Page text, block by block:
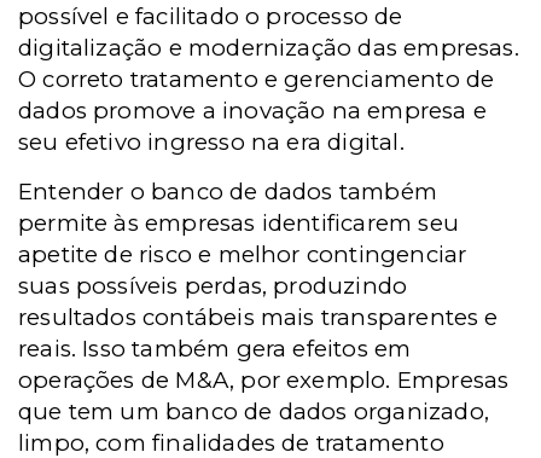
possível e facilitado o processo de
digitalização e modernização das empresas.
O correto tratamento e gerenciamento de
dados promove a inovação na empresa e
seu efetivo ingresso na era digital.
Entender o banco de dados também
permite às empresas identificarem seu
apetite de risco e melhor contingenciar
suas possíveis perdas, produzindo
resultados contábeis mais transparentes e
reais. Isso também gera efeitos em
operações de M&A, por exemplo. Empresas
que tem um banco de dados organizado,
limpo, com finalidades de tratamento